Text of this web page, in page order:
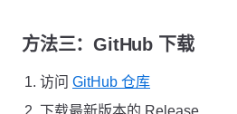
方法三：GitHub 下载
访问 GitHub 仓库
下载最新版本的 Release